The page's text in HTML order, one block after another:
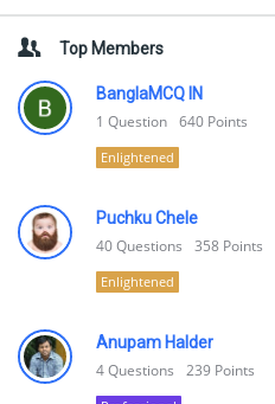
Top Members
BanglaMCQ IN
1 Question 640 Points
Enlightened
Puchku Chele
40Questions 358 Points
Enlightened
Anupam Halder
4Questions 239 Points